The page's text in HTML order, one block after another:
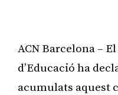
ACN Barcelona –
d’Educació ha
acumulats aquest